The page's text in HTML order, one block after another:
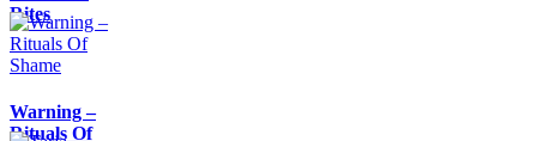
Rites
Warning –
Rituals Of